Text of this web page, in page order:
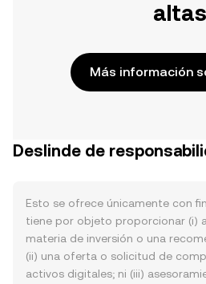
altas
Más información
Deslinde de
Esto se ofrece únicamente con
tiene por objeto proporcionar (i)
materia de inversión o una
(ii) una oferta o solicitud de
activos digitales; ni (iii)